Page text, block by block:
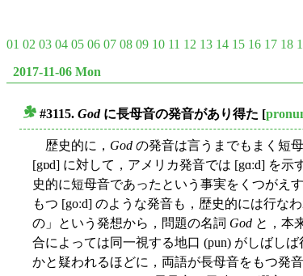
01 02 03 04 05 06 07 08 09 10 11 12 13 14 15 16 17 18
2017-11-06 Mon
#3115. Godに長母音の発音があり得た [
歴史的に， God の発音は言うまでもまく短
[gɒd] に対して，アメリカ発音では [gɑːd] を
史的に短母音であったという事実をくつがえ
もつ [goːd] のような発音も，歴史的には行な
の」という発想から，問題の名詞 God と，本
合によっては同一視する地口 (pun) がしばし
かと疑われるほどに，両語が長母音をもつ発